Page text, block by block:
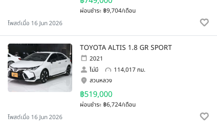
ผ่อนชำระ ฿9,704/เดือน
โพสต์เมื่อ 16 Jun 2026
TOYOTA ALTIS 1.8 GR SPORT
2021
ไม่มี
114,017 กม.
฿519,000
ผ่อนชำระ ฿6,724/เดือน
สวนหลวง
โพสต์เมื่อ 16 Jun 2026